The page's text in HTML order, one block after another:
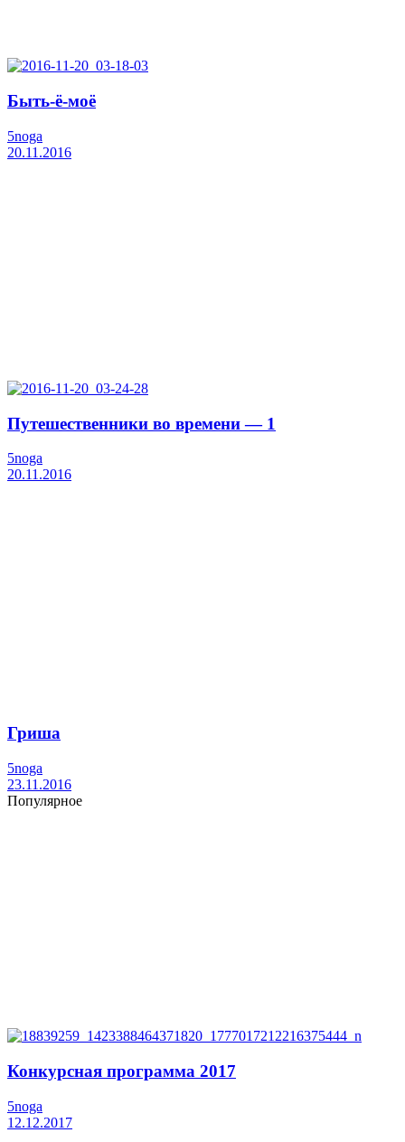
Быть-ё-моё
5noga
20.11.2016
Путешественники во времени — 1
5noga
20.11.2016
Гриша
5noga
23.11.2016
Популярное
Конкурсная программа 2017
5noga
12.12.2017